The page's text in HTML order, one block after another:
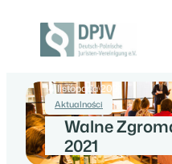
Deutsch-
Polnische
Vereinigung
e.V.
14 listopada 2021
Aktualności
Walne
2021